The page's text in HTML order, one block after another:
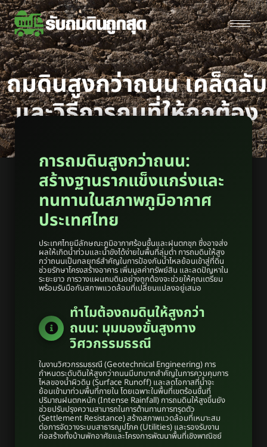
ถมดินสูงกว่าถนน เคล็ดลับ
และวิธีการถมที่ให้ถูกต้อง
การถมดินสูงกว่าถนน:
สร้างฐานรากแข็งแกร่งและ
ทนทานในสภาพภูมิอากาศ
ประเทศไทย
ประเทศไทยมีลักษณะภูมิอากาศร้อนชื้นและฝนตกชุก ซึ่งอาจส่ง
ผลให้เกิดน้ำท่วมและน้ำขังได้ง่ายในพื้นที่ลุ่มต่ำ การถมดินให้สูง
กว่าถนนเป็นกลยุทธ์สำคัญในการป้องกันน้ำไหลย้อนเข้าสู่ที่ดิน
ช่วยรักษาโครงสร้างอาคาร เพิ่มมูลค่าทรัพย์สิน และลดปัญหาใน
ระยะยาว การวางแผนถมดินอย่างถูกต้องจะช่วยให้คุณเตรียม
พร้อมรับมือกับสภาพแวดล้อมที่เปลี่ยนแปลงอยู่เสมอ
ทำไมต้องถมดินให้สูงกว่า
ถนน: มุมมองขั้นสูงทาง
วิศวกรรมธรณี
ในงานวิศวกรรมธรณี (Geotechnical Engineering) การ
กำหนดระดับดินให้สูงกว่าถนนมีบทบาทสำคัญในการควบคุมการ
ไหลของน้ำผิวดิน (Surface Runoff) และลดโอกาสที่น้ำจะ
ย้อนเข้ามาท่วมพื้นที่ภายใน โดยเฉพาะในพื้นที่เขตร้อนชื้นที่
ปริมาณฝนตกหนัก (Intense Rainfall) การถมดินให้สูงขึ้นยัง
ช่วยปรับปรุงความสามารถในการต้านทานการทรุดตัว
(Settlement Resistance) สร้างสภาพแวดล้อมที่เหมาะสม
ต่อการจัดวางระบบสาธารณูปโภค (Utilities) และรองรับงาน
ก่อสร้างทั้งบ้านพักอาศัยและโครงการพัฒนาพื้นที่เชิงพาณิชย์